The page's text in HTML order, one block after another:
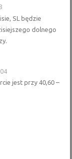
SL będzie
dolnego
jest przy 40,60 –